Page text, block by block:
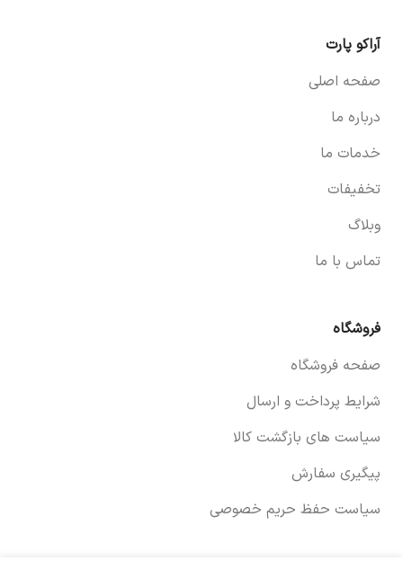
آراکو پارت
صفحه اصلی
درباره ما
خدمات ما
تخفیفات
وبلاگ
تماس با ما
فروشگاه
صفحه فروشگاه
شرایط پرداخت و ارسال
سیاست های بازگشت کالا
پیگیری سفارش
سیاست حفظ حریم خصوصی